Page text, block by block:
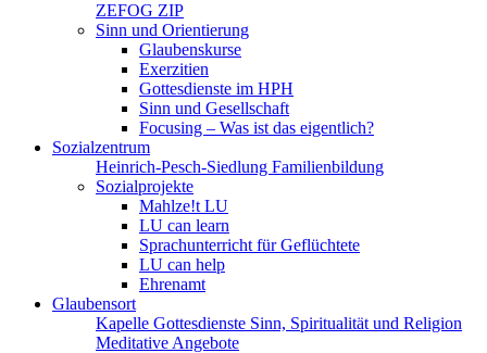
ZEFOG ZIP
Sinn und Orientierung
Glaubenskurse
Exerzitien
Gottesdienste im HPH
Sinn und Gesellschaft
Focusing – Was ist das eigentlich?
Sozialzentrum
Heinrich-Pesch-Siedlung Familienbildung
Sozialprojekte
Mahlze!t LU
LU can learn
Sprachunterricht für Geflüchtete
LU can help
Ehrenamt
Glaubensort
Kapelle Gottesdienste Sinn, Spiritualität und Religion
Meditative Angebote